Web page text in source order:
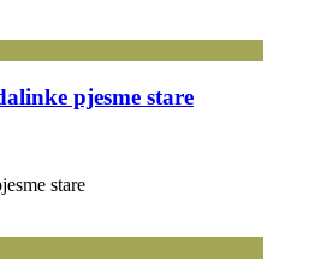
pjesme stare
stare